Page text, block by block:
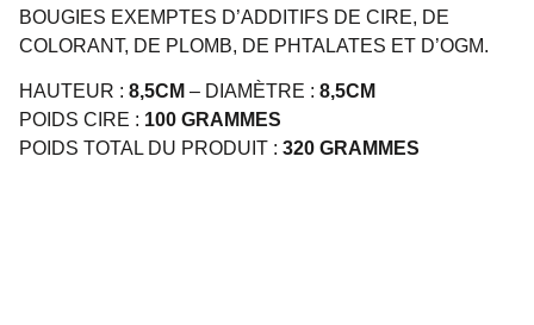
BOUGIES EXEMPTES D’ADDITIFS DE CIRE, DE
COLORANT, DE PLOMB, DE PHTALATES ET D’OGM.
HAUTEUR : 8,5CM – DIAMÈTRE : 8,5CM
POIDS CIRE : 100 GRAMMES
POIDS TOTAL DU PRODUIT : 320 GRAMMES